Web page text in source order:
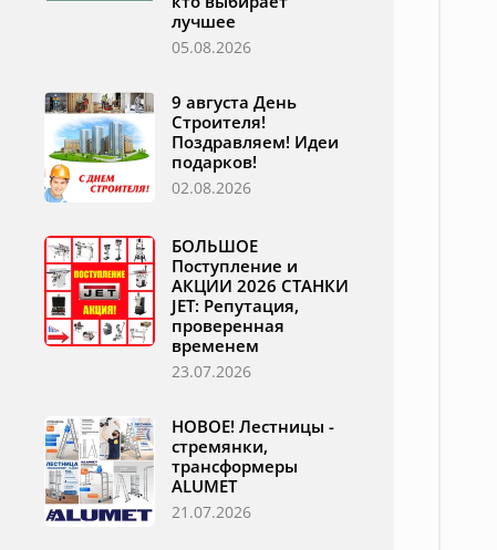
лучшее
05.08.2026
9 августа День
Строителя!
Поздравляем! Идеи
подарков!
02.08.2026
БОЛЬШОЕ
Поступление и
АКЦИИ 2026 СТАНКИ
JET: Репутация,
проверенная
временем
23.07.2026
НОВОЕ! Лестницы -
стремянки,
трансформеры
ALUMET
21.07.2026